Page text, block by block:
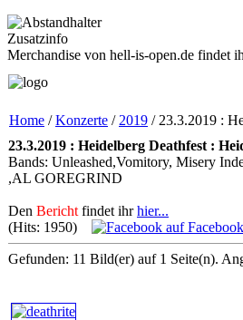
Zusatzinfo
Merchandise von hell-is-open.de findet
Home /Konzerte / 2019 / 23.3.2019 :
23.3.2019 : Heidelberg Deathfest :
Bands: Unleashed,Vomitory, Misery
,AL GOREGRIND
Den Bericht findet ihrhier...
(Hits: 1950)
auf
Gefunden: 11 Bild(er) auf 1 Seite(n).